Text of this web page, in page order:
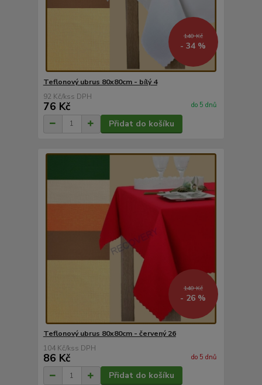
140 Kč
- 34 %
Teflonový ubrus 80x80cm - bílý 4
92 Kč/ks
76 Kč do 5 dnů
Přidat do košíku
140 Kč
- 26 %
Teflonový ubrus 80x80cm - červený 26
104 Kč/ks
86 Kč do 5 dnů
Přidat do košíku